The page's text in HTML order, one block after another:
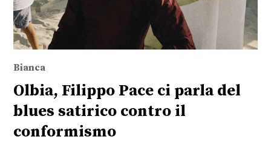
Bianca
Olbia, Filippo Pace ci parla del
blues satirico contro il
conformismo